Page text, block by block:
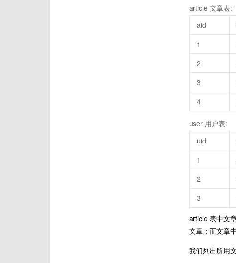
article 文章表:
aid
1
2
3
4
user 用户表:
uid
1
2
3
article 表中文
文章；而文章
我们列出所用